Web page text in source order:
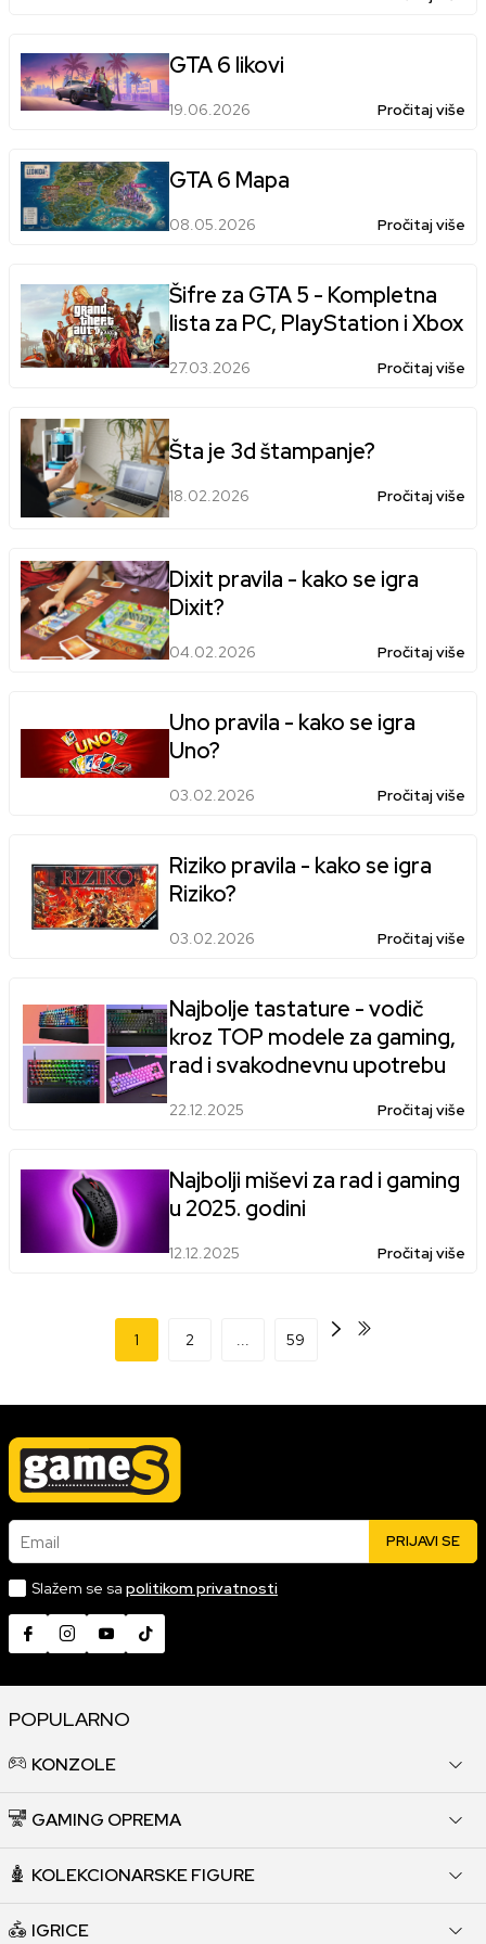
GTA 6 likovi
19.06.2026 Pročitaj više
GTA 6 Mapa
08.05.2026 Pročitaj više
Šifre za GTA 5 - Kompletna
lista za PC, PlayStation i Xbox
27.03.2026 Pročitaj više
Šta je 3d štampanje?
18.02.2026 Pročitaj više
Dixit pravila - kako se igra
Dixit?
04.02.2026 Pročitaj više
Uno pravila - kako se igra
Uno?
03.02.2026 Pročitaj više
Riziko pravila - kako se igra
Riziko?
03.02.2026 Pročitaj više
Najbolje tastature - vodič
kroz TOP modele za gaming,
rad i svakodnevnu upotrebu
22.12.2025 Pročitaj više
Najbolji miševi za rad i gaming
u 2025. godini
12.12.2025 Pročitaj više
1 2 ... 59
Email PRIJAVI SE
Slažem se sa politikom privatnosti
POPULARNO
KONZOLE
GAMING OPREMA
KOLEKCIONARSKE FIGURE
IGRICE